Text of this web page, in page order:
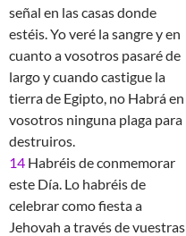
señal en las casas donde
estéis. Yo veré la sangre y en
cuanto a vosotros pasaré de
largo y cuando castigue la
tierra de Egipto, no Habrá en
vosotros ninguna plaga para
destruiros.
14 Habréis de conmemorar
este Día. Lo habréis de
celebrar como fiesta a
Jehovah a través de vuestras